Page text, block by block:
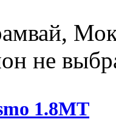
не
1.8МТ